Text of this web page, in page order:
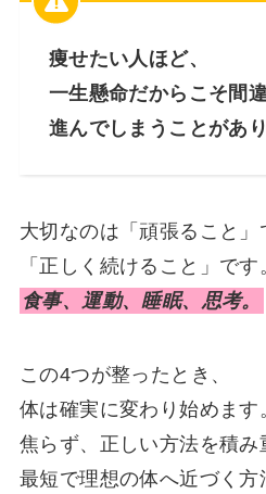
痩せたい人ほど、
一生懸命だからこそ間
進んでしまうことがあり
大切なのは「頑張ること」
「正しく続けること」です
食事、運動、睡眠、思考。
この4つが整ったとき、
体は確実に変わり始めます
焦らず、正しい方法を積み
最短で理想の体へ近づく方